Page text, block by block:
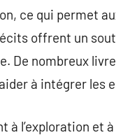
ce qui permet
offrent un
De nombreux
à intégrer les
l’exploration et